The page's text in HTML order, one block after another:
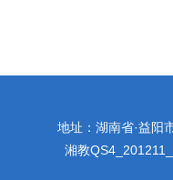
地址：湖南省·益阳
湘教